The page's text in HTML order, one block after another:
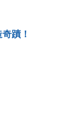
蹟！